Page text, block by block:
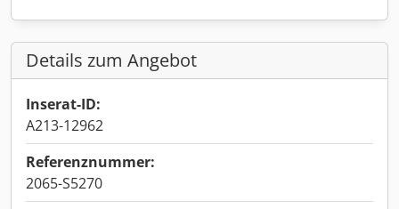
Details zum Angebot
Inserat-ID:
A213-12962
Referenznummer:
2065-S5270